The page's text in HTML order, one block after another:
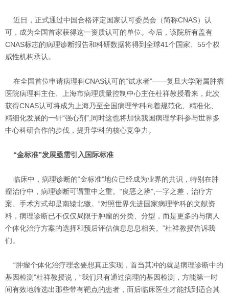
近日，正式通过中国合格评定国家认可委员会（简称CNAS）认
可，成为全国首家获得这一资质认可的单位。今后，该院所有盖有
CNAS标志的病理诊断报告和科研数据将得到全球41个国家、55个权
威性机构承认。
在全国首位申请病理科CNAS认可的“试水者”——复旦大学附属肿瘤
医院病理科主任、上海市病理质量控制中心主任杜祥教授看来，此次
获得CNAS认可将成为上海乃至全国病理学科向着规范化、精准化、
精细化发展的一针“强心剂”,同时这也将加快我国病理学科参与世界多
中心科研合作的步伐，提升学科的核心竞争力。
“金标准”发展亟需引入国际标准
临床中，病理诊断的“金标准”地位已经成为业界的共识，特别在肿
瘤治疗中，病理诊断可谓重中之重。“良恶之辨”,一字之差，治疗方
案、手术方式却是南辕北辙。“对照世界先进国家病理学科的文献资
料，病理诊断已不仅仅局限于肿瘤的分类、分型，而是更多的与病人
个体化治疗方案的选择和预后评估信息息息相关。”杜祥教授告诉我
们。
“肿瘤个体化治疗理念要想真正实现，首当其冲的就是病理诊断中的
基因检测”杜祥教授说，“我们只有通过病理的基因检测，方能第一时
间有效地筛选出那些带有靶点的患者，而后临床医生才能找到适合其